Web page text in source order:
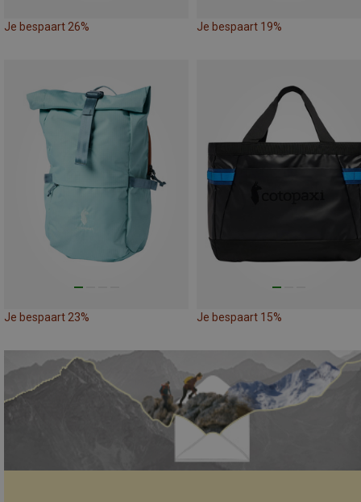
Je bespaart 26% Je bespaart 19%
Je bespaart 23% Je bespaart 15%